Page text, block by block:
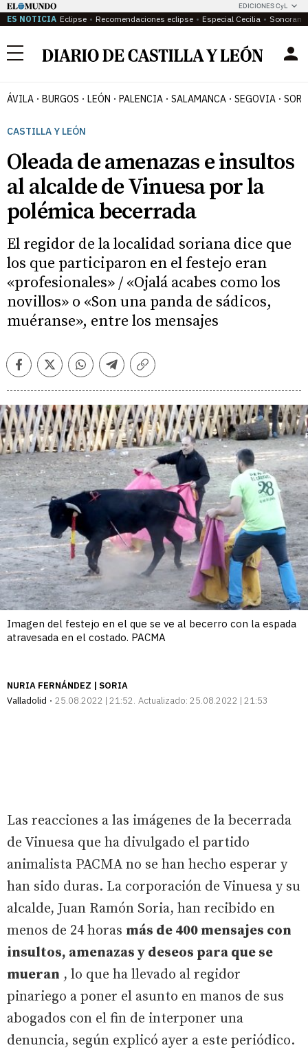
EDICIONES CyL
ES NOTICIA Eclipse Recomendaciones eclipse Especial Cecilia
Menú
ÁVILA BURGOS LEÓN PALENCIA SALAMANCA SEGOVIA
CASTILLA Y LEÓN
Oleada de amenazas e insultos
al alcalde de Vinuesa por la
polémica becerrada
El regidor de la localidad soriana dice que
los que participaron en el festejo eran
«profesionales» / «Ojalá acabes como los
novillos» o «Son una panda de sádicos,
muéranse», entre los mensajes
FacebookTwitterWhatsappTelegramCopiar
Imagen del festejo en el que se ve al becerro con la espada
atravesada en el costado. PACMA
NURIA FERNÁNDEZ | SORIA
Valladolid
25.08.2022 | 21:52 Actualizado: 25.08.2022 | 21:53
Las reacciones a las imágenes de la becerrada
de Vinuesa que ha divulgado el partido
animalista PACMA no se han hecho esperar y
han sido duras. La corporación de Vinuesa y su
alcalde, Juan Ramón Soria, han recibido en
menos de 24 horas más de 400 mensajes con
insultos, amenazas y deseos para que se
mueran , lo que ha llevado al regidor
pinariego a poner el asunto en manos de sus
abogados con el fin de interponer una
denuncia, según explicó ayer a este periódico.